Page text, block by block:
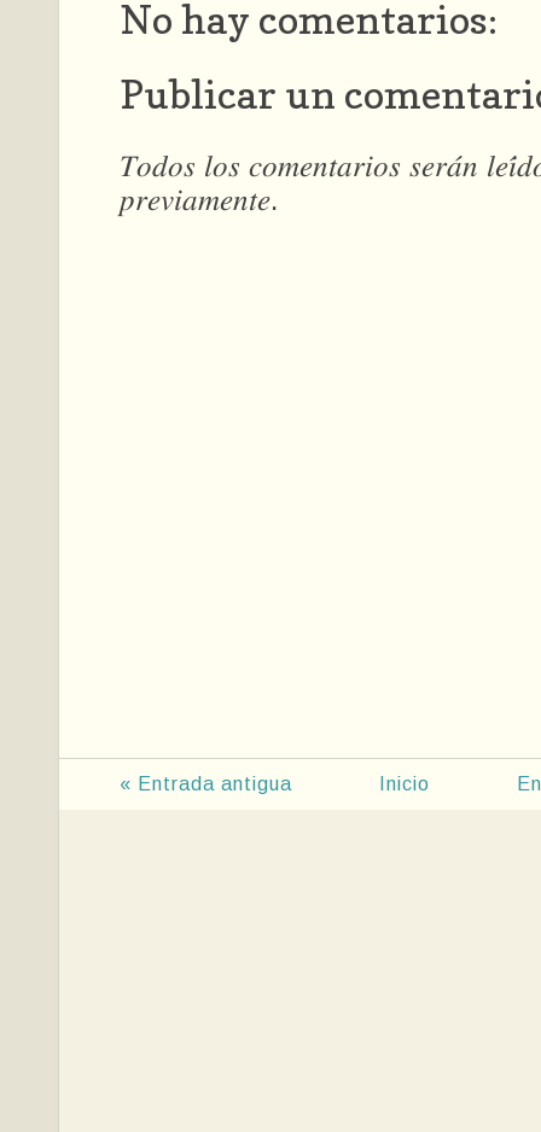
No hay comentarios:
Publicar un
𝑇𝑜𝑑𝑜𝑠 𝑙𝑜𝑠 𝑐𝑜𝑚𝑒𝑛𝑡𝑎𝑟𝑖𝑜𝑠 𝑠𝑒𝑟𝑎́𝑛
𝑝𝑟𝑒𝑣𝑖𝑎𝑚𝑒𝑛𝑡𝑒.
« Entrada antigua Inicio